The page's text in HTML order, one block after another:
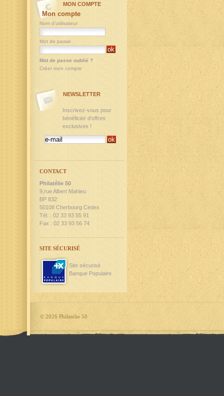
MON COMPTE
Mon compte
Nom d'utilisateur
Mot de passe
Mot de passe oublié ?
Créer mon compte
NEWSLETTER
Inscrivez-vous pour
bénéficier d'offres
exclusives !
CONTACT
Philatélie 50
9,rue Albert Mahieu
BP 832
50108 Cherbourg Cedex
Tél. : 02 33 93 55 91
Fax : 02 33 93 56 74
SITE SÉCURISÉ
Site sécurisé
Banque Populaire
© 2026 Philatélie 50